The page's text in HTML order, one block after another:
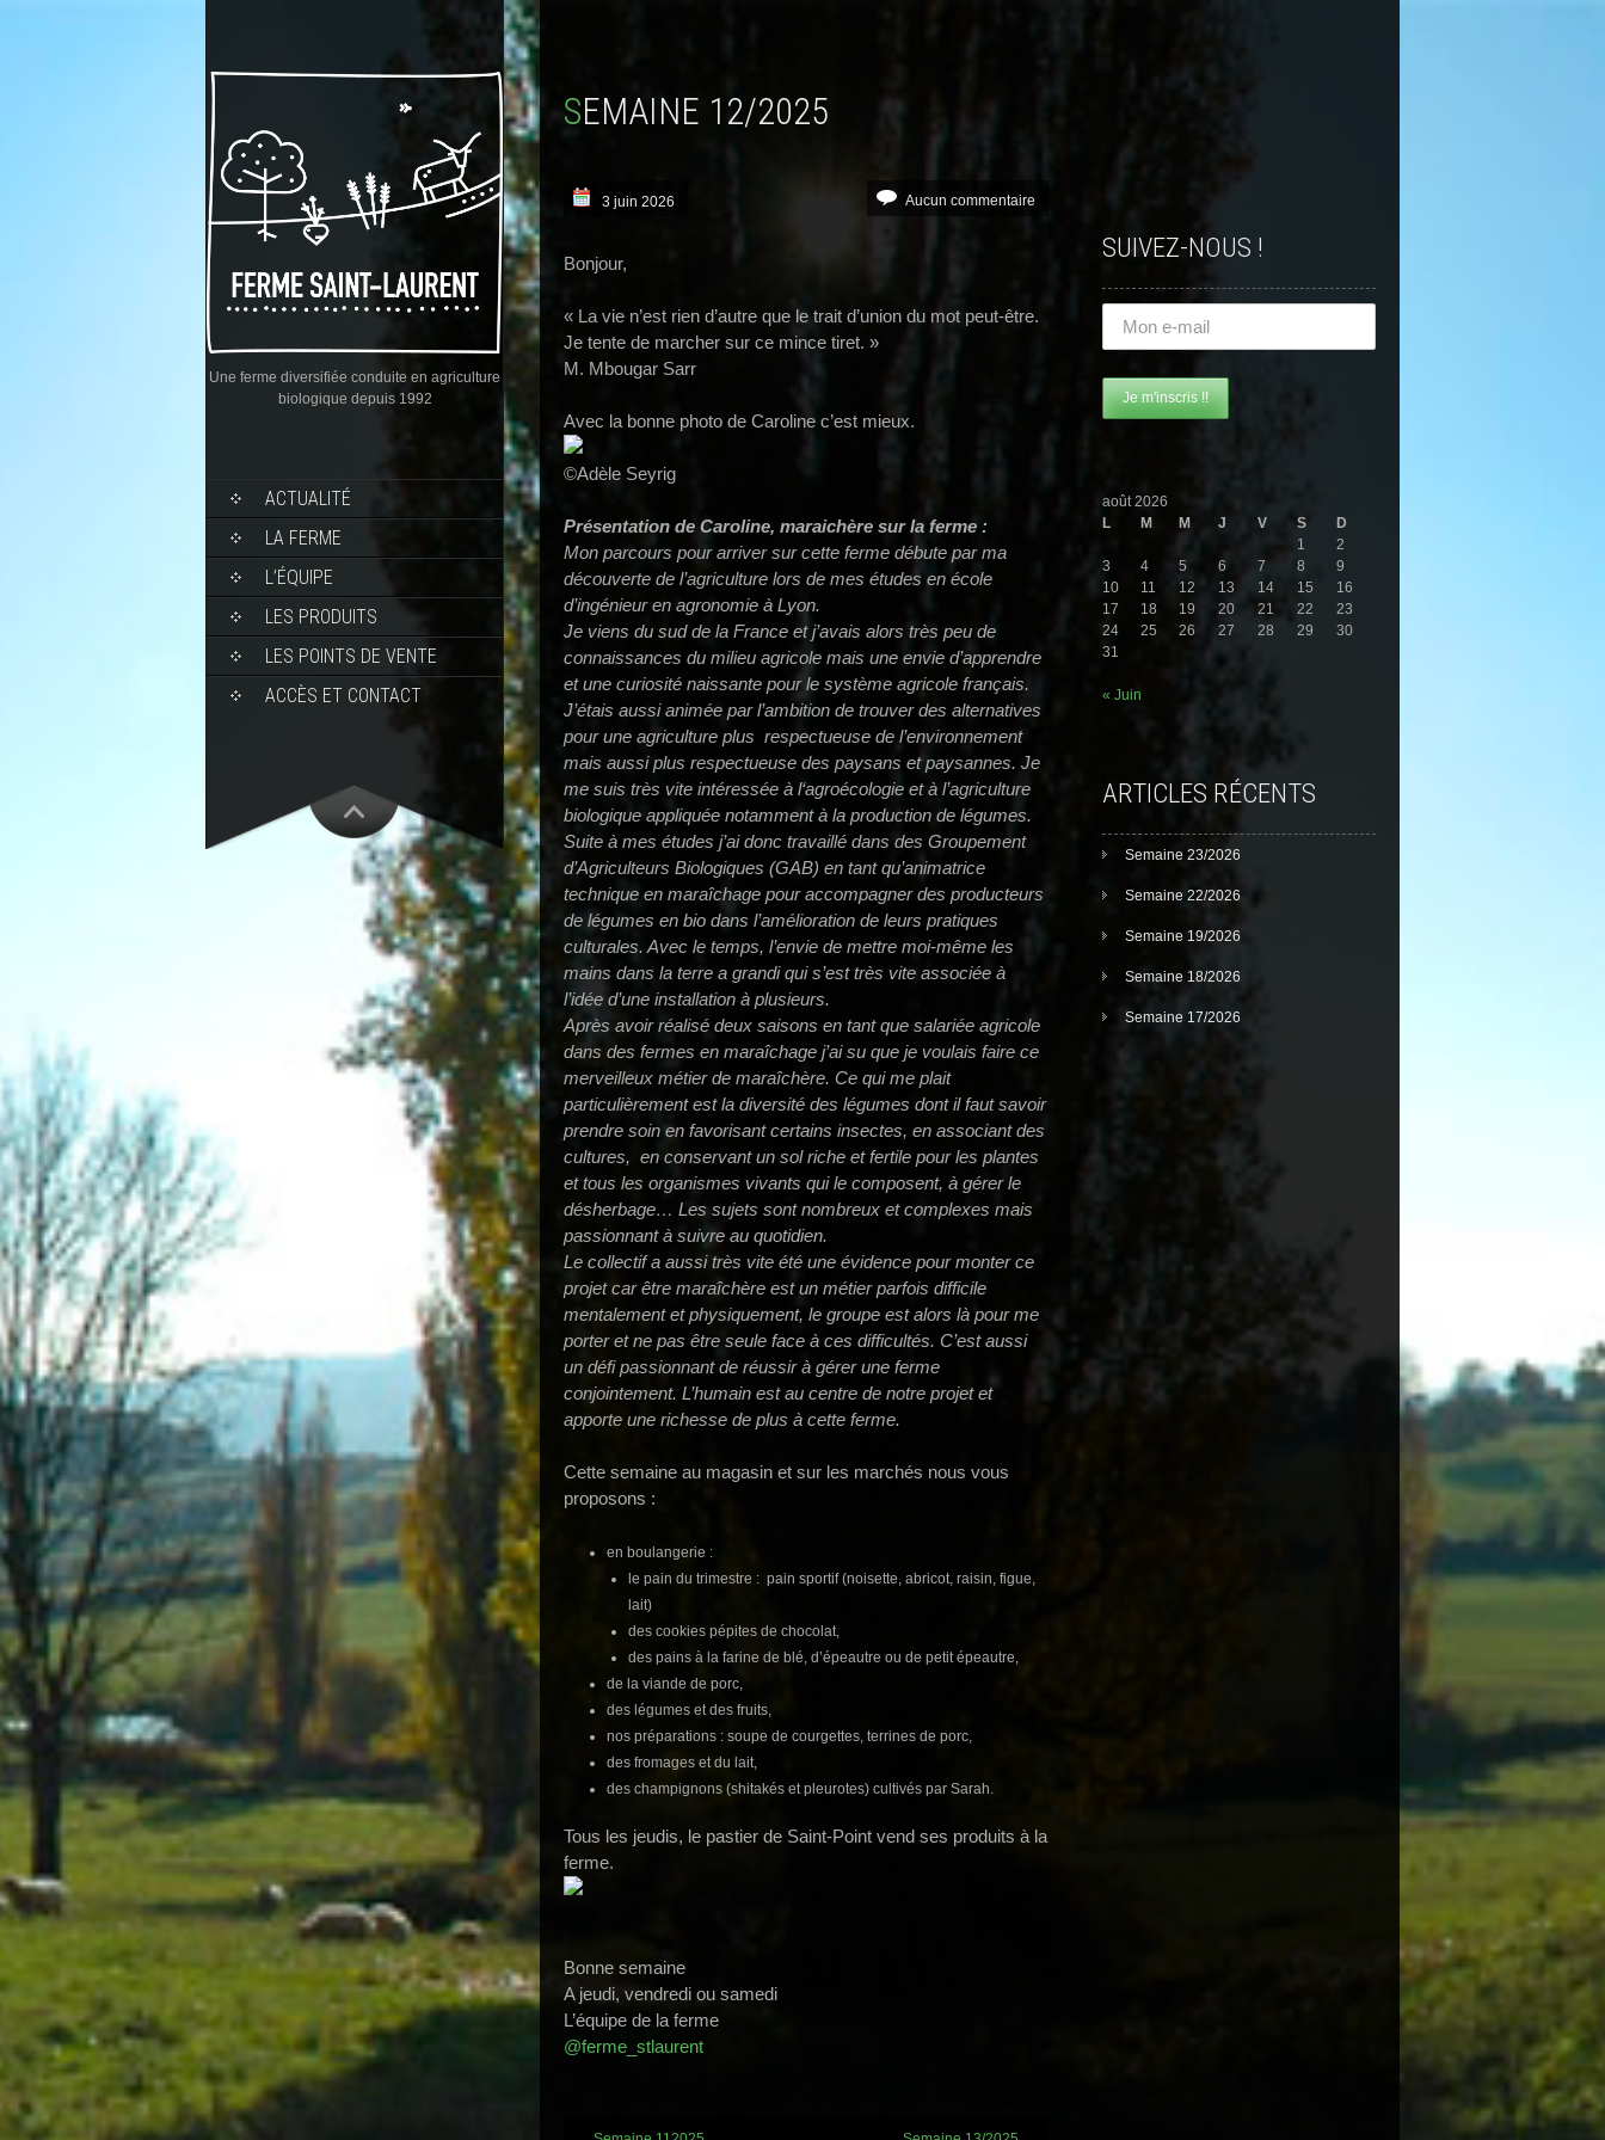
Une ferme diversifiée conduite en agriculture
biologique depuis 1992
ACTUALITÉ
LA FERME
L’ÉQUIPE
LES PRODUITS
LES POINTS DE VENTE
ACCÈS ET CONTACT
SEMAINE 12/2025
3 juin 2026 Aucun commentaire
Bonjour,
« La vie n’est rien d’autre que le trait d’union du mot peut-être.
Je tente de marcher sur ce mince tiret. »
M. Mbougar Sarr
Avec la bonne photo de Caroline c’est mieux.
©Adèle Seyrig
Présentation de Caroline, maraichère sur la ferme :
Mon parcours pour arriver sur cette ferme débute par ma
découverte de l’agriculture lors de mes études en école
d’ingénieur en agronomie à Lyon.
Je viens du sud de la France et j’avais alors très peu de
connaissances du milieu agricole mais une envie d’apprendre
et une curiosité naissante pour le système agricole français.
J’étais aussi animée par l’ambition de trouver des alternatives
pour une agriculture plus respectueuse de l’environnement
mais aussi plus respectueuse des paysans et paysannes. Je
me suis très vite intéressée à l‘agroécologie et à l’agriculture
biologique appliquée notamment à la production de légumes.
Suite à mes études j’ai donc travaillé dans des Groupement
d’Agriculteurs Biologiques (GAB) en tant qu’animatrice
technique en maraîchage pour accompagner des producteurs
de légumes en bio dans l’amélioration de leurs pratiques
culturales. Avec le temps, l’envie de mettre moi-même les
mains dans la terre a grandi qui s’est très vite associée à
l’idée d’une installation à plusieurs.
Après avoir réalisé deux saisons en tant que salariée agricole
dans des fermes en maraîchage j’ai su que je voulais faire ce
merveilleux métier de maraîchère. Ce qui me plait
particulièrement est la diversité des légumes dont il faut savoir
prendre soin en favorisant certains insectes, en associant des
cultures, en conservant un sol riche et fertile pour les plantes
et tous les organismes vivants qui le composent, à gérer le
désherbage… Les sujets sont nombreux et complexes mais
passionnant à suivre au quotidien.
Le collectif a aussi très vite été une évidence pour monter ce
projet car être maraîchère est un métier parfois difficile
mentalement et physiquement, le groupe est alors là pour me
porter et ne pas être seule face à ces difficultés. C’est aussi
un défi passionnant de réussir à gérer une ferme
conjointement. L’humain est au centre de notre projet et
apporte une richesse de plus à cette ferme.
Cette semaine au magasin et sur les marchés nous vous
proposons :
en boulangerie :
le pain du trimestre : pain sportif (noisette, abricot, raisin, figue,
lait)
des cookies pépites de chocolat,
des pains à la farine de blé, d’épeautre ou de petit épeautre,
de la viande de porc,
des légumes et des fruits,
nos préparations : soupe de courgettes, terrines de porc,
des fromages et du lait,
des champignons (shitakés et pleurotes) cultivés par Sarah.
Tous les jeudis, le pastier de Saint-Point vend ses produits à la
ferme.
Bonne semaine
A jeudi, vendredi ou samedi
L’équipe de la ferme
@ferme_stlaurent
SUIVEZ-NOUS !
août 2026
L
M M J V S
D
1
2
3
4 5 6 7 8
9
10
11 12 13 14 15
16
17
18 19 20 21 22
23
24
25 26 27 28 29
30
31
« Juin
ARTICLES RÉCENTS
Semaine 23/2026
Semaine 22/2026
Semaine 19/2026
Semaine 18/2026
Semaine 17/2026